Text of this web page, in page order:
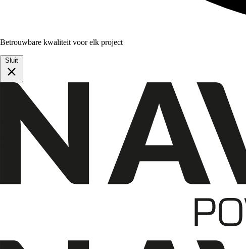
Betrouwbare kwaliteit voor elk project
Sluit